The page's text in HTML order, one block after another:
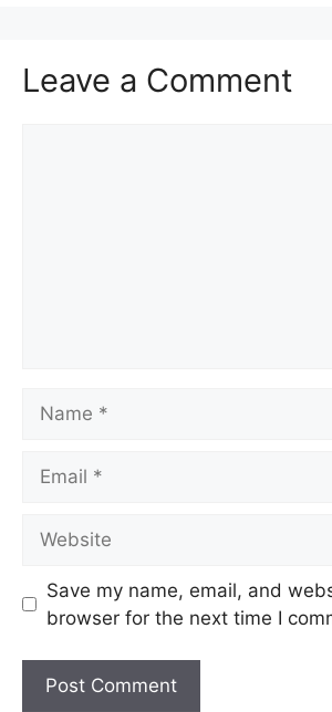
Leave a Comment
Save my name, email, and
browser for the next time I